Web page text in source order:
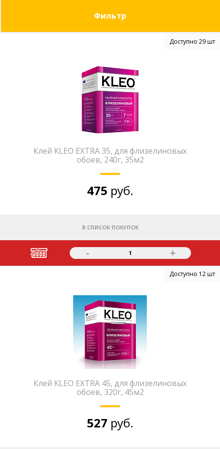
Фильтр
Доступно 29 шт
Клей KLEO EXTRA 35, для флизелиновых
обоев, 240г, 35м2
475 руб.
В СПИСОК ПОКУПОК
- 1 +
Доступно 12 шт
Клей KLEO EXTRA 45, для флизелиновых
обоев, 320г, 45м2
527 руб.